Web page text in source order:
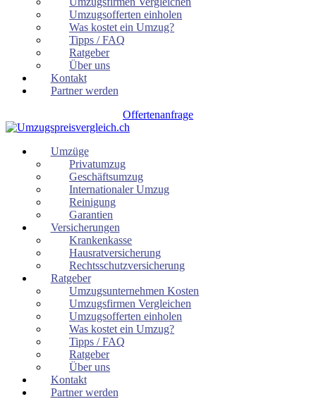
Umzugsofferten einholen
Was kostet ein Umzug?
Tipps / FAQ
Ratgeber
Über uns
Kontakt
Partner werden
Offertenanfrage
Umzüge
Privatumzug
Geschäftsumzug
Internationaler Umzug
Reinigung
Garantien
Versicherungen
Krankenkasse
Hausratversicherung
Rechtsschutzversicherung
Ratgeber
Umzugsunternehmen Kosten
Umzugsfirmen Vergleichen
Umzugsofferten einholen
Was kostet ein Umzug?
Tipps / FAQ
Ratgeber
Über uns
Kontakt
Partner werden